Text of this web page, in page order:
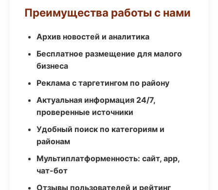
Преимущества работы с нами
Архив новостей и аналитика
Бесплатное размещение для малого
бизнеса
Реклама с таргетингом по району
Актуальная информация 24/7,
проверенные источники
Удобный поиск по категориям и
районам
Мультиплатформенность: сайт, app,
чат-бот
Отзывы пользователей и рейтинг